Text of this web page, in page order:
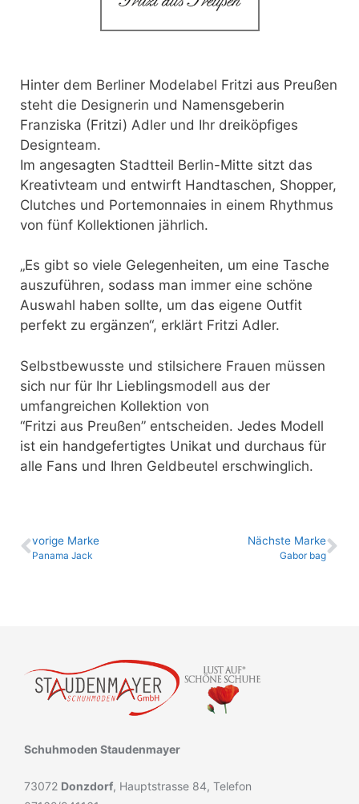
Hinter dem Berliner Modelabel Fritzi aus Preußen
steht die Designerin und Namensgeberin
Franziska (Fritzi) Adler und Ihr dreiköpfiges
Designteam.
Im angesagten Stadtteil Berlin-Mitte sitzt das
Kreativteam und entwirft Handtaschen, Shopper,
Clutches und Portemonnaies in einem Rhythmus
von fünf Kollektionen jährlich.
„Es gibt so viele Gelegenheiten, um eine Tasche
auszuführen, sodass man immer eine schöne
Auswahl haben sollte, um das eigene Outfit
perfekt zu ergänzen“, erklärt Fritzi Adler.
Selbstbewusste und stilsichere Frauen müssen
sich nur für Ihr Lieblingsmodell aus der
umfangreichen Kollektion von
“Fritzi aus Preußen” entscheiden. Jedes Modell
ist ein handgefertigtes Unikat und durchaus für
alle Fans und Ihren Geldbeutel erschwinglich.
vo­ri­ge Marke
Panama Jack
Nächste Marke
Gabor bag
Schuhmoden Staudenmayer
73072 Donzdorf, Hauptstrasse 84, Telefon